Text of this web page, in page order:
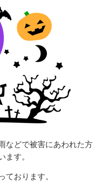
などで被害にあわれた方
す。
おります。